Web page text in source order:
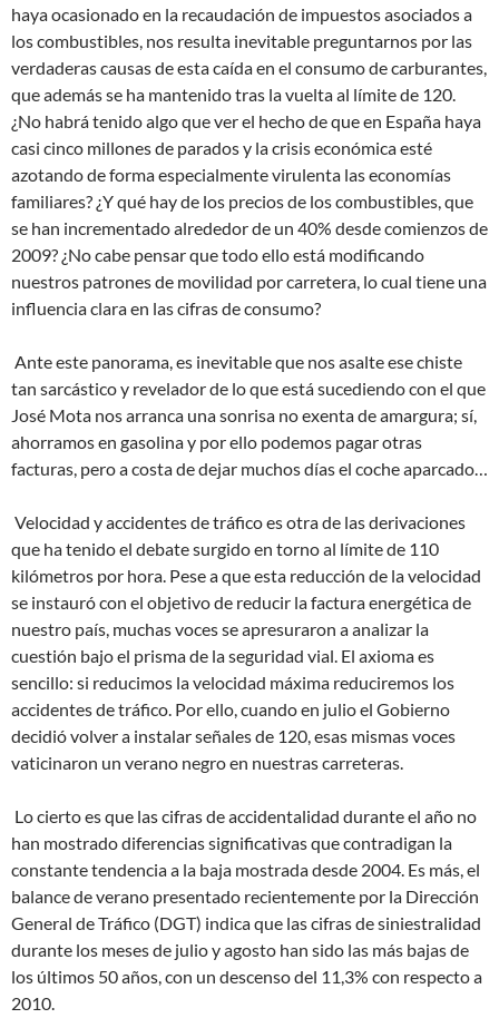
haya ocasionado en la recaudación de impuestos asociados a
los combustibles, nos resulta inevitable preguntarnos por las
verdaderas causas de esta caída en el consumo de carburantes,
que además se ha mantenido tras la vuelta al límite de 120.
¿No habrá tenido algo que ver el hecho de que en España haya
casi cinco millones de parados y la crisis económica esté
azotando de forma especialmente virulenta las economías
familiares? ¿Y qué hay de los precios de los combustibles, que
se han incrementado alrededor de un 40% desde comienzos de
2009? ¿No cabe pensar que todo ello está modificando
nuestros patrones de movilidad por carretera, lo cual tiene una
influencia clara en las cifras de consumo?
Ante este panorama, es inevitable que nos asalte ese chiste
tan sarcástico y revelador de lo que está sucediendo con el que
José Mota nos arranca una sonrisa no exenta de amargura; sí,
ahorramos en gasolina y por ello podemos pagar otras
facturas, pero a costa de dejar muchos días el coche aparcado…
Velocidad y accidentes de tráfico es otra de las derivaciones
que ha tenido el debate surgido en torno al límite de 110
kilómetros por hora. Pese a que esta reducción de la velocidad
se instauró con el objetivo de reducir la factura energética de
nuestro país, muchas voces se apresuraron a analizar la
cuestión bajo el prisma de la seguridad vial. El axioma es
sencillo: si reducimos la velocidad máxima reduciremos los
accidentes de tráfico. Por ello, cuando en julio el Gobierno
decidió volver a instalar señales de 120, esas mismas voces
vaticinaron un verano negro en nuestras carreteras.
Lo cierto es que las cifras de accidentalidad durante el año no
han mostrado diferencias significativas que contradigan la
constante tendencia a la baja mostrada desde 2004. Es más, el
balance de verano presentado recientemente por la Dirección
General de Tráfico (DGT) indica que las cifras de siniestralidad
durante los meses de julio y agosto han sido las más bajas de
los últimos 50 años, con un descenso del 11,3% con respecto a
2010.